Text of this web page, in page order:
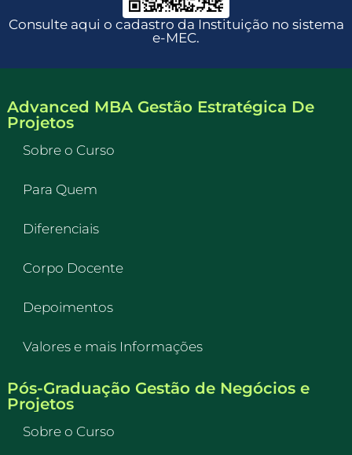
Consulte aqui o cadastro da Instituição no sistema
e-MEC.
Advanced MBA Gestão Estratégica De
Projetos
Sobre o Curso
Para Quem
Diferenciais
Corpo Docente
Depoimentos
Valores e mais Informações
Pós-Graduação Gestão de Negócios e
Projetos
Sobre o Curso